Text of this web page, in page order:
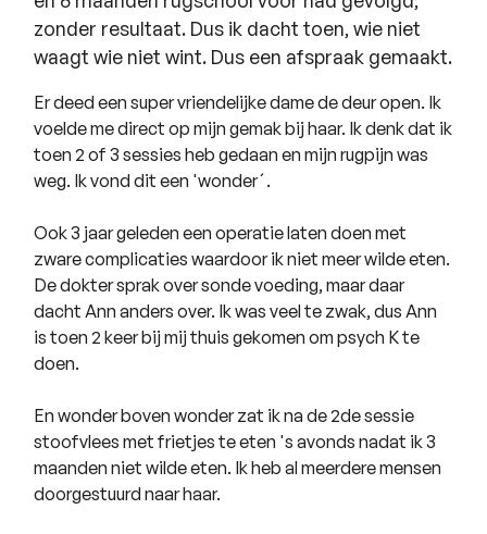
zonder resultaat. Dus ik dacht toen, wie niet
waagt wie niet wint. Dus een afspraak gemaakt.
Er deed een super vriendelijke dame de deur open. Ik
voelde me direct op mijn gemak bij haar. Ik denk dat ik
toen 2 of 3 sessies heb gedaan en mijn rugpijn was
weg. Ik vond dit een 'wonder´.
Ook 3 jaar geleden een operatie laten doen met
zware complicaties waardoor ik niet meer wilde eten.
De dokter sprak over sonde voeding, maar daar
dacht Ann anders over. Ik was veel te zwak, dus Ann
is toen 2 keer bij mij thuis gekomen om psych K te
doen.
En wonder boven wonder zat ik na de 2de sessie
stoofvlees met frietjes te eten 's avonds nadat ik 3
maanden niet wilde eten. Ik heb al meerdere mensen
doorgestuurd naar haar.